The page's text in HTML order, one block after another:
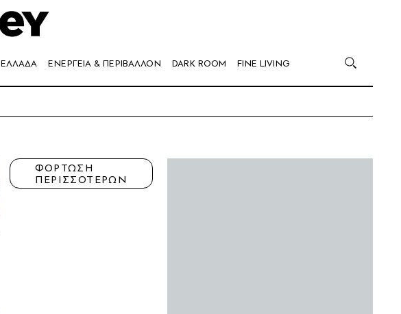
ΕΛΛΑΔΑ ΕΝΕΡΓΕΙΑ & ΠΕΡΙΒΑΛΛΟΝ DARK ROOM FINE LIVING
ΦΟΡΤΩΣΗ
ΠΕΡΙΣΣΟΤΕΡΩΝ